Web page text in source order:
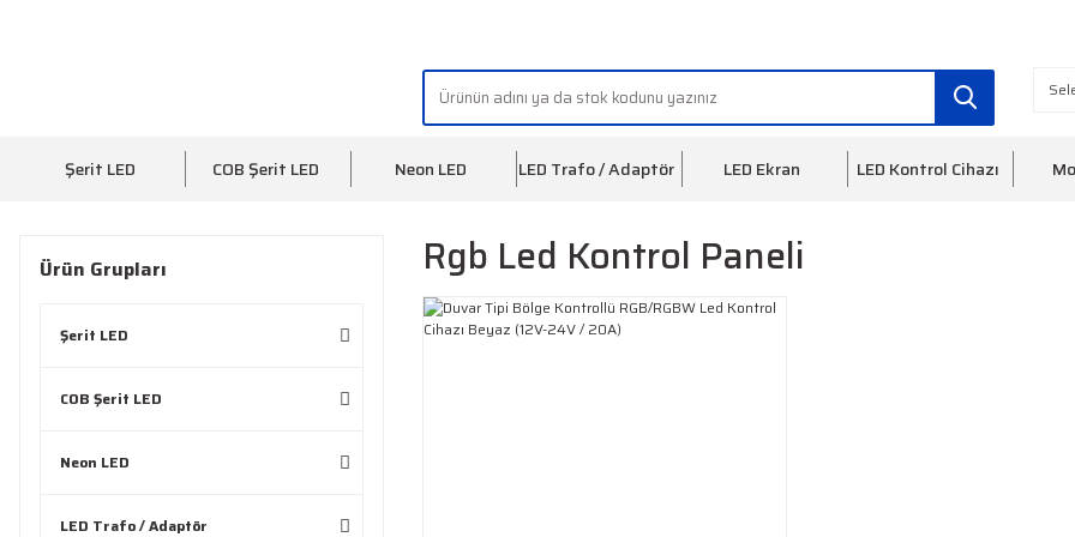
Şerit LED COB Şerit LED Neon LED LED Trafo / Adaptör LED Ekran LED Kontrol Cihazı
Ürün Grupları
Şerit LED
COB Şerit LED
Neon LED
LED Trafo / Adaptör
Rgb Led Kontrol Paneli